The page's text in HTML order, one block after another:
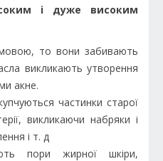
і дуже високим
то вони забивають
викликають утворення
акне.
частинки старої
викликаючи набряки і
і т. д
пори жирної шкіри,